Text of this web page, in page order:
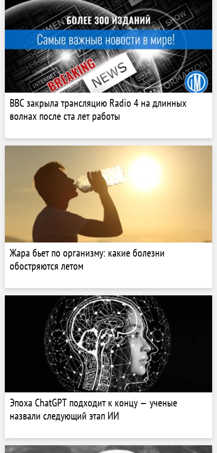
BBC закрыла трансляцию Radio 4 на длинных
волнах после ста лет работы
Жара бьет по организму: какие болезни
обостряются летом
Эпоха ChatGPT подходит к концу — ученые
назвали следующий этап ИИ